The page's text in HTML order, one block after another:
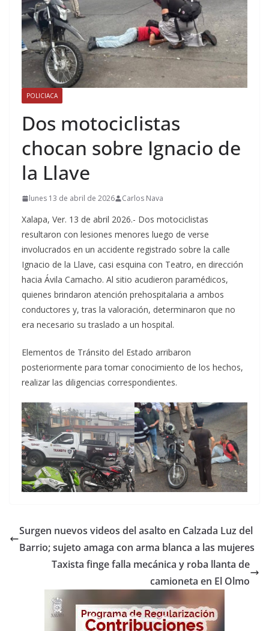
POLICIACA
Dos motociclistas
chocan sobre Ignacio de
la Llave
lunes 13 de abril de 2026 Carlos Nava
Xalapa, Ver. 13 de abril 2026.- Dos motociclistas
resultaron con lesiones menores luego de verse
involucrados en un accidente registrado sobre la calle
Ignacio de la Llave, casi esquina con Teatro, en dirección
hacia Ávila Camacho. Al sitio acudieron paramédicos,
quienes brindaron atención prehospitalaria a ambos
conductores y, tras la valoración, determinaron que no
era necesario su traslado a un hospital.
Elementos de Tránsito del Estado arribaron
posteriormente para tomar conocimiento de los hechos,
realizar las diligencias correspondientes.
Surgen nuevos videos del asalto en Calzada Luz del
Barrio; sujeto amaga con arma blanca a las mujeres
Taxista finge falla mecánica y roba llanta de
camioneta en El Olmo